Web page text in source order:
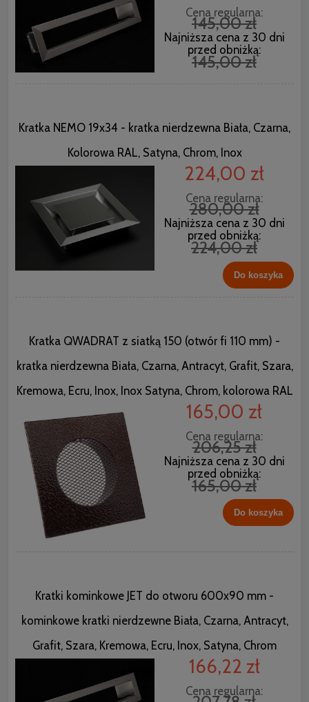
Cena regularna:
145,00 zł
Najniższa cena z 30 dni
przed obniżką:
145,00 zł
Kratka NEMO 19x34 - kratka nierdzewna Biała, Czarna,
Kolorowa RAL, Satyna, Chrom, Inox
224,00 zł
Cena regularna:
280,00 zł
Najniższa cena z 30 dni
przed obniżką:
224,00 zł
Do koszyka
Kratka QWADRAT z siatką 150 (otwór fi 110 mm) -
kratka nierdzewna Biała, Czarna, Antracyt, Grafit, Szara,
Kremowa, Ecru, Inox, Inox Satyna, Chrom, kolorowa RAL
165,00 zł
Cena regularna:
206,25 zł
Najniższa cena z 30 dni
przed obniżką:
165,00 zł
Do koszyka
Kratki kominkowe JET do otworu 600x90 mm -
kominkowe kratki nierdzewne Biała, Czarna, Antracyt,
Grafit, Szara, Kremowa, Ecru, Inox, Satyna, Chrom
166,22 zł
Cena regularna: